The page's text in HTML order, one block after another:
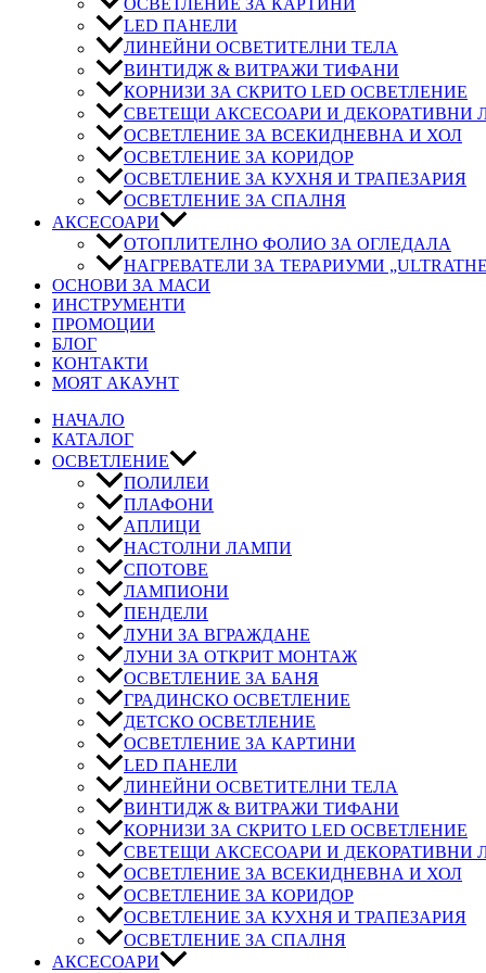
ОСВЕТЛЕНИЕ ЗА КАРТИНИ
LED ПАНЕЛИ
ЛИНЕЙНИ ОСВЕТИТЕЛНИ ТЕЛА
ВИНТИДЖ & ВИТРАЖИ ТИФАНИ
КОРНИЗИ ЗА СКРИТО LED ОСВЕТЛЕНИЕ
СВЕТЕЩИ АКСЕСОАРИ И ДЕКОРАТИВНИ
ОСВЕТЛЕНИЕ ЗА ВСЕКИДНЕВНА И ХОЛ
ОСВЕТЛЕНИЕ ЗА КОРИДОР
ОСВЕТЛЕНИЕ ЗА КУХНЯ И ТРАПЕЗАРИЯ
ОСВЕТЛЕНИЕ ЗА СПАЛНЯ
АКСЕСОАРИ
ОТОПЛИТЕЛНО ФОЛИО ЗА ОГЛЕДАЛА
НАГРЕВАТЕЛИ ЗА ТЕРАРИУМИ
ОСНОВИ ЗА МАСИ
ИНСТРУМЕНТИ
ПРОМОЦИИ
БЛОГ
КОНТАКТИ
МОЯТ АКАУНТ
НАЧАЛО
КАТАЛОГ
ОСВЕТЛЕНИЕ
ПОЛИЛЕИ
ПЛАФОНИ
АПЛИЦИ
НАСТОЛНИ ЛАМПИ
СПОТОВЕ
ЛАМПИОНИ
ПЕНДЕЛИ
ЛУНИ ЗА ВГРАЖДАНЕ
ЛУНИ ЗА ОТКРИТ МОНТАЖ
ОСВЕТЛЕНИЕ ЗА БАНЯ
ГРАДИНСКО ОСВЕТЛЕНИЕ
ДЕТСКО ОСВЕТЛЕНИЕ
ОСВЕТЛЕНИЕ ЗА КАРТИНИ
LED ПАНЕЛИ
ЛИНЕЙНИ ОСВЕТИТЕЛНИ ТЕЛА
ВИНТИДЖ & ВИТРАЖИ ТИФАНИ
КОРНИЗИ ЗА СКРИТО LED ОСВЕТЛЕНИЕ
СВЕТЕЩИ АКСЕСОАРИ И ДЕКОРАТИВНИ
ОСВЕТЛЕНИЕ ЗА ВСЕКИДНЕВНА И ХОЛ
ОСВЕТЛЕНИЕ ЗА КОРИДОР
ОСВЕТЛЕНИЕ ЗА КУХНЯ И ТРАПЕЗАРИЯ
ОСВЕТЛЕНИЕ ЗА СПАЛНЯ
АКСЕСОАРИ